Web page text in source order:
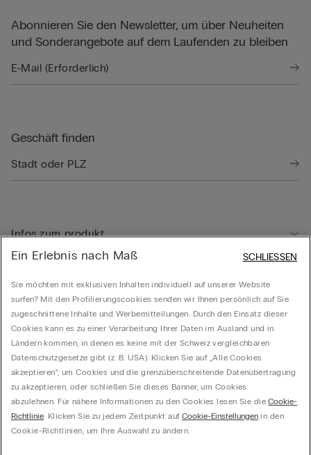
Abonnieren Sie den Newsletter, um über Neuheiten
und Sonderangebote auf dem Laufenden zu bleiben
Geschäft finden
Infos zum produkt
Rechtliche Hinweise
Unternehmen
Calzedonia Switzerland AG, Wiesenstrasse 5, CH-8952 Schlieren, CHE-287.459.583,
Ein Erlebnis nach Maß
Sie möchten mit exklusiven Inhalten individuell auf unserer Website
surfen? Mit den Profilierungscookies senden wir Ihnen persönlich auf Sie
zugeschnittene Inhalte und Werbemitteilungen. Durch den Einsatz dieser
Cookies kann es zu einer Verarbeitung Ihrer Daten im Ausland und in
Ländern kommen, in denen es keine mit der Schweiz vergleichbaren
Datenschutzgesetze gibt (z. B. USA). Klicken Sie auf „Alle Cookies
akzeptieren“, um Cookies und die grenzüberschreitende Datenübertragung
zu akzeptieren, oder schließen Sie dieses Banner, um Cookies
abzulehnen. Für nähere Informationen zu den Cookies lesen Sie dieCookie-
Richtlinie. Klicken Sie zu jedem Zeitpunkt auf Cookie-Einstellungenin den
Cookie-Richtlinien, um Ihre Auswahl zu ändern.
SCHLIESSEN